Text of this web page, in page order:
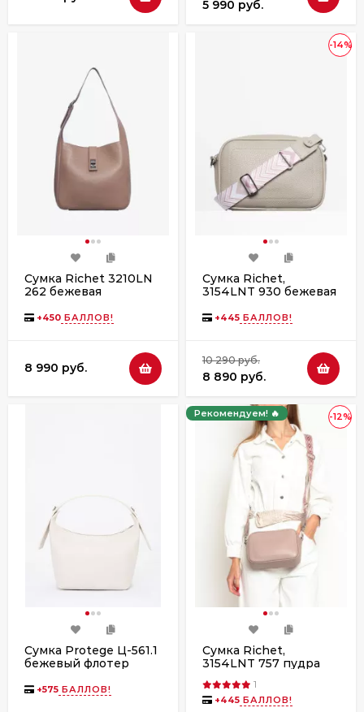
5 990 руб.
Сумка Richet 3210LN
262 бежевая
+450 БАЛЛОВ!
8 990 руб.
-14%
Сумка Richet,
3154LNT 930 бежевая
+445 БАЛЛОВ!
10 290 руб.
8 890 руб.
Сумка Protege Ц-561.1
бежевый флотер
+575 БАЛЛОВ!
-12%
Рекомендуем! 🔥
Сумка Richet,
3154LNT 757 пудра
1
+445 БАЛЛОВ!